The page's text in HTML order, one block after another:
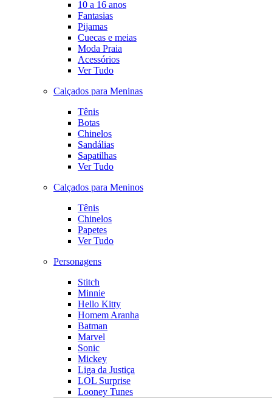
10 a 16 anos
Fantasias
Pijamas
Cuecas e meias
Moda Praia
Acessórios
Ver Tudo
Calçados para Meninas
Tênis
Botas
Chinelos
Sandálias
Sapatilhas
Ver Tudo
Calçados para Meninos
Tênis
Chinelos
Papetes
Ver Tudo
Personagens
Stitch
Minnie
Hello Kitty
Homem Aranha
Batman
Marvel
Sonic
Mickey
Liga da Justiça
LOL Surprise
Looney Tunes